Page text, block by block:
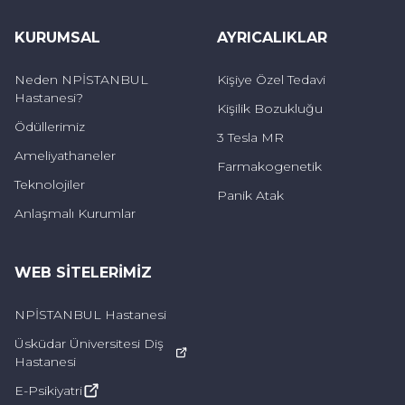
hissetmenize ve yalnızlık hissinize iyi
psikolojik rahatsızlığın yalnızlık sonucu ortaya
çıktığı görülmektedir. Aynı zamanda
sevildiğiniz duygusuyla birlikte depresif ruh
halinize de oldukça iyi gelecektir. Günün
sonunda eve geldiğinizde, kedinizle vakit
sevgisinin insana iyi geldiğini ortaya
koyduğunu kaydeden Uzman Klinik Psikolog
KURUMSAL
Neden NPİSTANBUL
Hastanesi?
Ödüllerimiz
Ameliyathaneler
Teknolojiler
Anlaşmalı Kurumlar
AYRICALIKLAR
Kişiye Özel Tedavi
Kişilik Bozukluğu
3 Tesla MR
Farmakogenetik
Panik Atak
WEB SITELERIMIZ
NPİSTANBUL Hastanesi
Üsküdar Üniversitesi Diş
Hastanesi
E-Psikiyatri